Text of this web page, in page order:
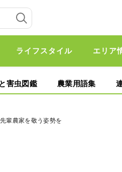
ライフスタイル エリア
害虫図鑑 農業用語集
輩農家を敬う姿勢を